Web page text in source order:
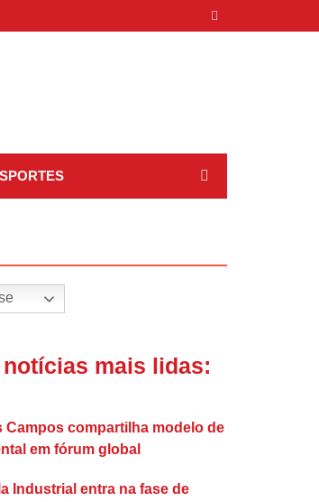
mais lidas:
Campos compartilha modelo de
em fórum global
Industrial entra na fase de